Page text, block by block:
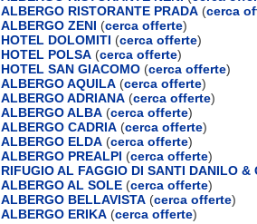
ALBERGO RISTORANTE PRADA (cerca
ALBERGO ZENI (cerca offerte)
HOTEL DOLOMITI (cerca offerte)
HOTEL POLSA (cerca offerte)
HOTEL SAN GIACOMO (cerca offerte)
ALBERGO AQUILA (cerca offerte)
ALBERGO ADRIANA (cerca offerte)
ALBERGO ALBA (cerca offerte)
ALBERGO CADRIA (cerca offerte)
ALBERGO ELDA (cerca offerte)
ALBERGO PREALPI (cerca offerte)
RIFUGIO AL FAGGIO DI SANTI DANILO &
ALBERGO AL SOLE (cerca offerte)
ALBERGO BELLAVISTA (cerca offerte)
ALBERGO ERIKA (cerca offerte)